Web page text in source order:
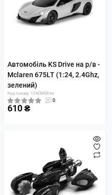
Автомобіль KS Drive на р/в -
Mclaren 675LT (1:24, 2.4Ghz,
зелений)
Код товару: 124GMGR-ks
0
610 ₴